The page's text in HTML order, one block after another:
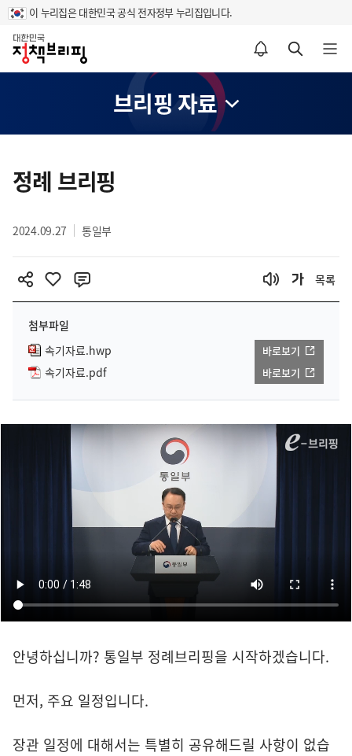
이 누리집은 대한민국 공식 전자정부 누리집입니다.
홈
알림설정 바로가기 검색 바로가기 메뉴 열기
브리핑 자료
텐
츠
역
정례 브리핑
2024.09.27 통일부
목록
첨부파일
속기자료.hwp
바로보기
속기자료.pdf 바로보기
안녕하십니까? 통일부 정례브리핑을 시작하겠습니다.
먼저, 주요 일정입니다.
장관 일정에 대해서는 특별히 공유해드릴 사항이 없습